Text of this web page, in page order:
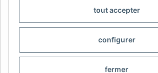
tout accepter
configurer
fermer
BE (NL) BE (FR)
FR IT ES DK
USA